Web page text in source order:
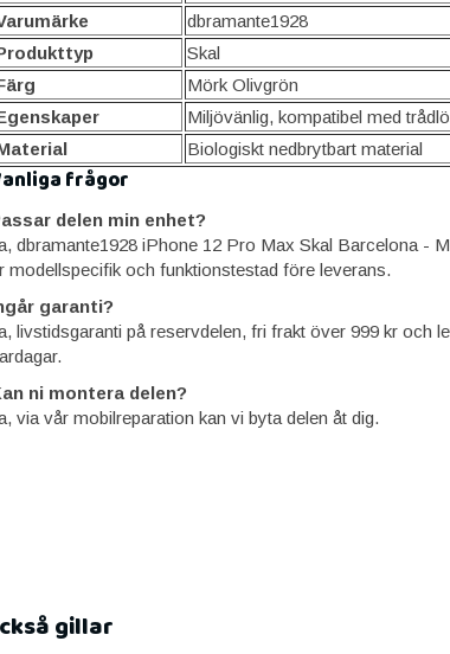
dbramante1928
Skal
Mörk Olivgrön
Miljövänlig, kompatibel med
Biologiskt nedbrytbart material
frågor
delen min enhet?
dbramante1928 iPhone 12 Pro Max Skal Barcelona -
modellspecifik och funktionstestad före leverans.
garanti?
livstidsgaranti på reservdelen, fri frakt över 999 kr och
ni montera delen?
via vår mobilreparation kan vi byta delen åt dig.
gillar